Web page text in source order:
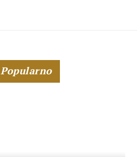
Popularno